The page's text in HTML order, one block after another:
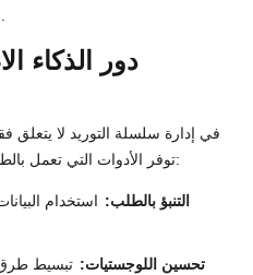
ميزة تنافسية في التجارة العالمية.
دور الذكاء
توفر الأدوات التي تعمل بالطاقة الذكاء المصدرين القدرة على:
التنبؤ بالطلب: استخدام
تحسين اللوجستيات: تبسيط طرق